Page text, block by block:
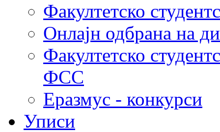
Факултетско
Онлајн одбрана на
Факултетско
ФСС
Еразмус - конкурси
Уписи